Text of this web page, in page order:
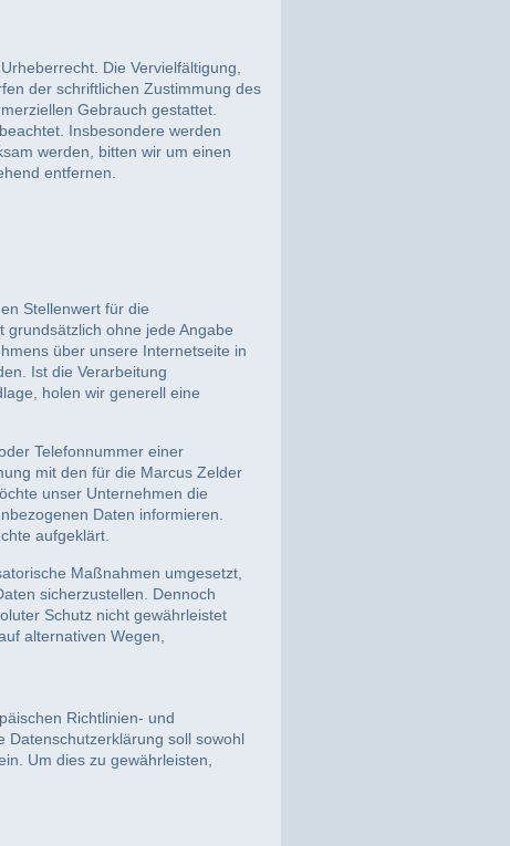
Die Vervielfältigung,
der schriftlichen Zustimmung des
Gebrauch gestattet.
Insbesondere werden
werden, bitten wir um einen
entfernen.
Stellenwert für die
ohne jede Angabe
über unsere Internetseite in
Ist die Verarbeitung
holen wir generell eine
Telefonnummer einer
mit den für die Marcus Zelder
unser Unternehmen die
Daten informieren.
aufgeklärt.
Maßnahmen umgesetzt,
sicherzustellen. Dennoch
Schutz nicht gewährleistet
alternativen Wegen,
Richtlinien- und
Datenschutzerklärung soll sowohl
Um dies zu gewährleisten,